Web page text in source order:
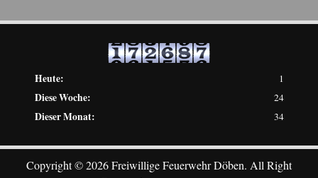
Heute: 1
Diese Woche: 24
Dieser Monat: 34
Copyright © 2026 Freiwillige Feuerwehr Döben. All Right